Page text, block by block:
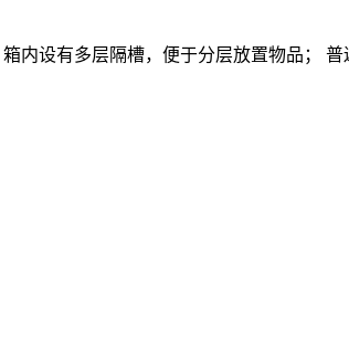
内设有多层隔槽，便于分层放置物品；